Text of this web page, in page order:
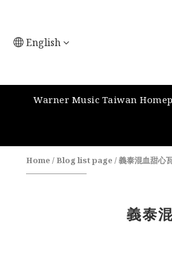
English
Warner Music Taiwan
Home / Blog list page /義泰混血甜心
義泰